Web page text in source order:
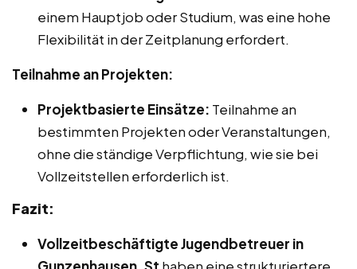
einem Hauptjob oder Studium, was eine hohe
Flexibilität in der Zeitplanung erfordert.
Teilnahme an Projekten:
Projektbasierte Einsätze: Teilnahme an
bestimmten Projekten oder Veranstaltungen,
ohne die ständige Verpflichtung, wie sie bei
Vollzeitstellen erforderlich ist.
Fazit:
Vollzeitbeschäftigte Jugendbetreuer in